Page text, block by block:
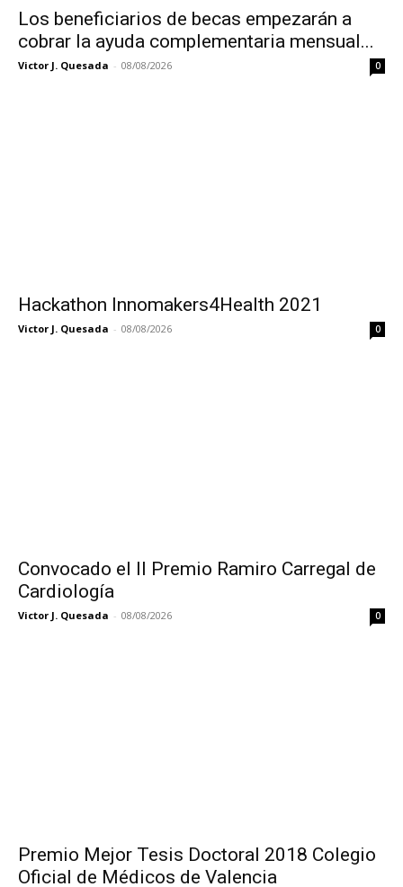
Los beneficiarios de becas empezarán a
cobrar la ayuda complementaria mensual...
Victor J. Quesada - 08/08/2026 0
Hackathon Innomakers4Health 2021
Victor J. Quesada - 08/08/2026 0
Convocado el II Premio Ramiro Carregal de
Cardiología
Victor J. Quesada - 08/08/2026 0
Premio Mejor Tesis Doctoral 2018 Colegio
Oficial de Médicos de Valencia